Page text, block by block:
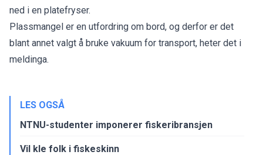
ned i en platefryser.
Plassmangel er en utfordring om bord, og derfor er det
blant annet valgt å bruke vakuum for transport, heter det i
meldinga.
LES OGSÅ
NTNU-studenter imponerer fiskeribransjen
Vil kle folk i fiskeskinn